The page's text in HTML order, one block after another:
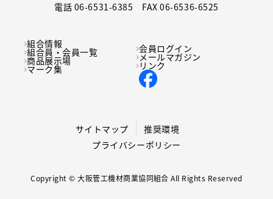
電話 06-6531-6385 FAX 06-6536-6525
組合情報
組合員・会員一覧
商品展示場
マーク集
会員ログイン
メールマガジン
リンク
サイトマップ
推奨環境
プライバシーポリシー
Copyright © 大阪管工機材商業協同組合 All Rights Reserved